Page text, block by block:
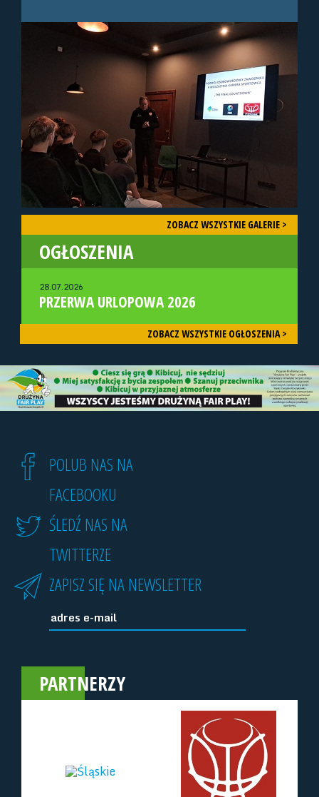
ZOBACZ WSZYSTKIE GALERIE >
OGŁOSZENIA
28.07.2026
PRZERWA URLOPOWA 2026
ZOBACZ WSZYSTKIE OGŁOSZENIA >
POLUB NAS NA
FACEBOOKU
ŚLEDŹ NAS NA
TWITTERZE
ZAPISZ SIĘ NA NEWSLETTER
PARTNERZY